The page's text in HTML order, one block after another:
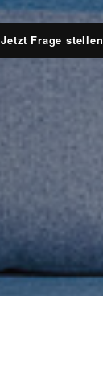
Jetzt Frage stellen